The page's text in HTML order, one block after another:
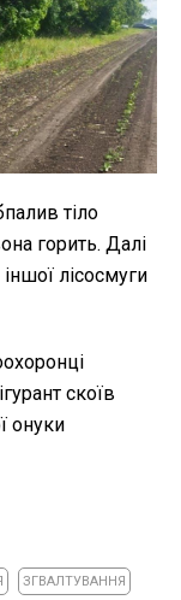
тіло
горить. Далі
лісосмуги
скоїв
онуки
ЗГВАЛТУВАННЯ